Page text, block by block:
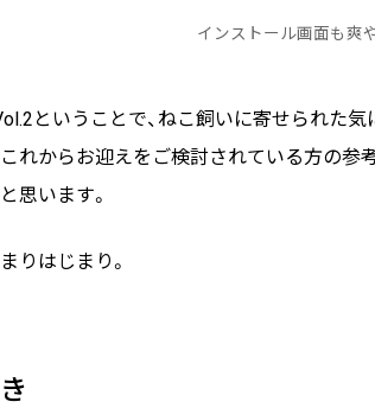
インストール画面も爽
ということで、ねこ飼いに寄せられた
れからお迎えをご検討されている方の参
思います。
りはじまり。